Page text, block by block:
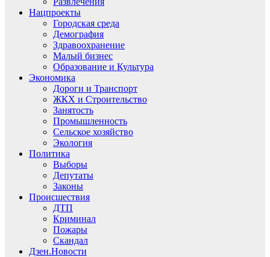
Нацпроекты
Городская среда
Демография
Здравоохранение
Малый бизнес
Образование и Культура
Экономика
Дороги и Транспорт
ЖКХ и Строительство
Занятость
Промышленность
Сельское хозяйство
Экология
Политика
Выборы
Депутаты
Законы
Происшествия
ДТП
Криминал
Пожары
Скандал
Дзен.Новости